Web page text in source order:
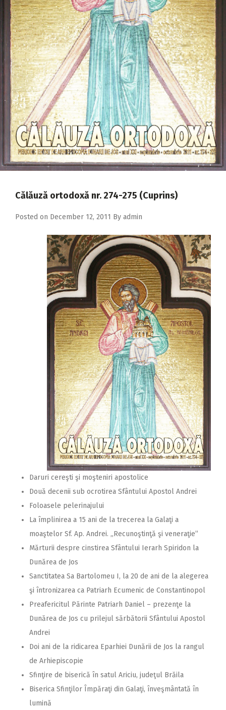
2018
2017
2016
2015
2014
2013
2012
2011
2010
2009
Călăuză ortodoxă nr. 274-275 (Cuprins)
Posted on December 12, 2011 By admin
Daruri cereşti şi moşteniri apostolice
Două decenii sub ocrotirea Sfântului Apostol Andrei
Foloasele pelerinajului
La împlinirea a 15 ani de la trecerea la Galaţi a
moaştelor Sf. Ap. Andrei. ,,Recunoştinţă şi veneraţie”
Mărturii despre cinstirea Sfântului Ierarh Spiridon la
Dunărea de Jos
Sanctitatea Sa Bartolomeu I, la 20 de ani de la alegerea
şi întronizarea ca Patriarh Ecumenic de Constantinopol
Preafericitul Părinte Patriarh Daniel – prezenţe la
Dunărea de Jos cu prilejul sărbătorii Sfântului Apostol
Andrei
Doi ani de la ridicarea Eparhiei Dunării de Jos la rangul
de Arhiepiscopie
Sfinţire de biserică în satul Ariciu, judeţul Brăila
Biserica Sfinţilor Împăraţi din Galaţi, înveşmântată în
lumină